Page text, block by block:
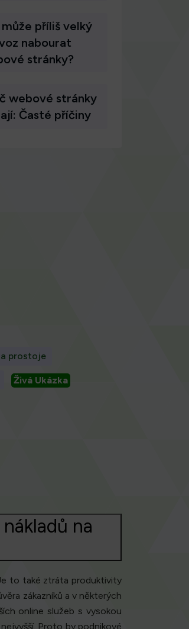
příliš velký
nabourat
stránky?
webové stránky
Časté příčiny
prostoje
Živá Ukázka
na
to také ztráta produktivity
zákazníků a v některých
online služeb s vysokou
Proto by podnikové